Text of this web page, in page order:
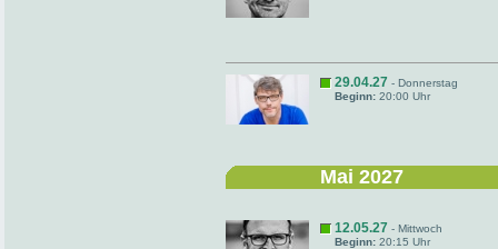
29.04.27 - Donnerstag
Beginn: 20:00 Uhr
Mai 2027
12.05.27 - Mittwoch
Beginn: 20:15 Uhr